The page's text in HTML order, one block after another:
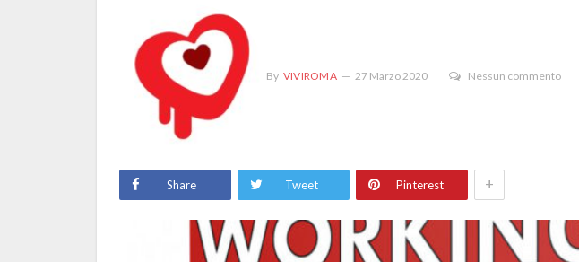
By VIVIROMA 27 Marzo 2020 Nessun commento
Share Tweet Pinterest +